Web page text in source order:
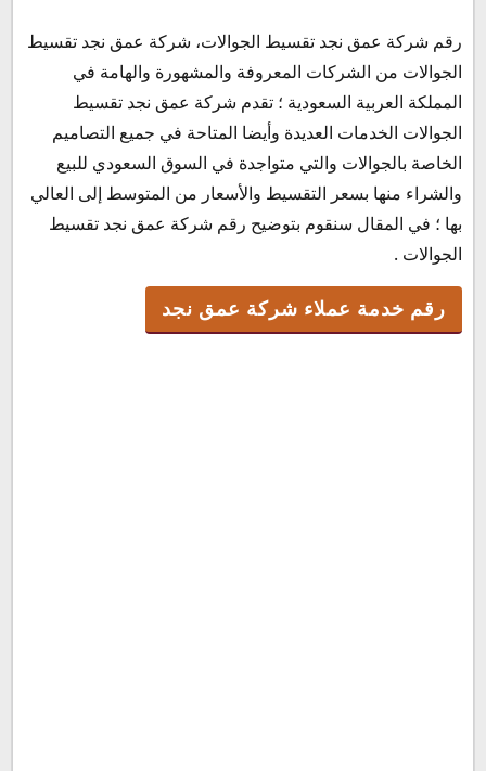
شكاوى شركة عمق نجد
رقم واتساب شركة عمق نجد
مواعيد عمل شركة عمق نجد للتقسيط
عنوان شركة عمق نجد
رقم شركة عمق نجد تقسيط الجوالات، شركة عمق نجد تقسيط
الجوالات من الشركات المعروفة والمشهورة والهامة في
المملكة العربية السعودية ؛ تقدم شركة عمق نجد تقسيط
الجوالات الخدمات العديدة وأيضا المتاحة في جميع التصاميم
الخاصة بالجوالات والتي متواجدة في السوق السعودي للبيع
والشراء منها بسعر التقسيط والأسعار من المتوسط إلى العالي
بها ؛ في المقال سنقوم بتوضيح رقم شركة عمق نجد تقسيط
الجوالات .
رقم خدمة عملاء شركة عمق نجد